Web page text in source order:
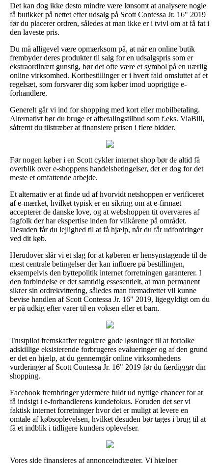
Det kan dog ikke desto mindre være lønsomt at analysere nogle
få butikker på nettet efter udsalg på Scott Contessa Jr. 16" 2019
før du placerer ordren, således at man ikke er i tvivl om at få fat i
den laveste pris.
Du må alligevel være opmærksom på, at når en online butik
frembyder deres produkter til salg for en udsalgspris som er
ekstraordinært gunstig, bør det ofte være et symbol på en uærlig
online virksomhed. Kortbestillinger er i hvert fald omsluttet af et
regelsæt, som forsvarer dig som køber imod uoprigtige e-
forhandlere.
Generelt går vi ind for shopping med kort eller mobilbetaling.
Alternativt bør du bruge et afbetalingstilbud som f.eks. ViaBill,
såfremt du tilstræber at finansiere prisen i flere bidder.
Før nogen køber i en Scott cykler internet shop bør de altid få
overblik over e-shoppens handelsbetingelser, det er dog for det
meste et omfattende arbejde.
Et alternativ er at finde ud af hvorvidt netshoppen er verificeret
af e-mærket, hvilket typisk er en sikring om at e-firmaet
accepterer de danske love, og at webshoppen tit overværes af
fagfolk der har ekspertise inden for vilkårene på området.
Desuden får du lejlighed til at få hjælp, når du får udfordringer
ved dit køb.
Herudover slår vi et slag for at køberen er hensynstagende til de
mest centrale betingelser der kan influere på bestillingen,
eksempelvis den byttepolitik internet forretningen garanterer. I
den forbindelse er det samtidig essesentielt, at man permanent
sikrer sin ordrekvittering, således man fremadrettet vil kunne
bevise handlen af Scott Contessa Jr. 16" 2019, ligegyldigt om du
er på udkig efter varer til en voksen eller et barn.
Trustpilot fremskaffer regulære gode løsninger til at fortolke
adskillige eksisterende forbrugeres evalueringer og af den grund
er det en hjælp, at du gennemgår online virksomhedens
vurderinger af Scott Contessa Jr. 16" 2019 før du færdiggør din
shopping.
Facebook frembringer ydermere fuldt ud nyttige chancer for at
få indsigt i e-forhandlerens kundefokus. Foruden det ser vi
faktisk internet forretninger hvor det er muligt at levere en
omtale af købsoplevelsen, hvilket desuden bør tages i brug til at
få et indblik i tidligere kunders oplevelser.
Vores side finansieres af annonceindtægter. Vi hjælper